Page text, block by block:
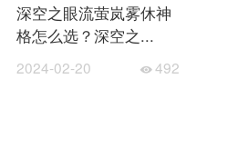
深空之眼流萤岚雾休神
格怎么选？深空之...
2024-02-20 492